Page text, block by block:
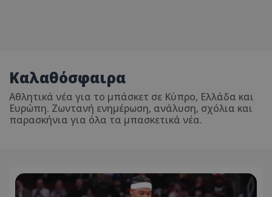
Καλαθόσφαιρα
Αθλητικά νέα για το μπάσκετ σε Κύπρο, Ελλάδα και
Ευρώπη. Ζωντανή ενημέρωση, ανάλυση, σχόλια και
παρασκήνια για όλα τα μπασκετικά νέα.